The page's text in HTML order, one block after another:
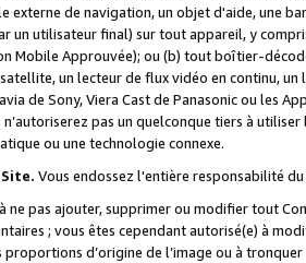
externe de navigation, un objet d'aide, une
un utilisateur final) sur tout appareil, y
Mobile Approuvée); ou (b) tout boîtier-
un lecteur de flux vidéo en continu,
de Sony, Viera Cast de Panasonic ou les
n’autoriserez pas un quelconque tiers à
ou une technologie connexe.
Vous endossez l'entière responsabilité
ne pas ajouter, supprimer ou modifier tout
; vous êtes cependant autorisé(e) à
proportions d’origine de l’image ou à